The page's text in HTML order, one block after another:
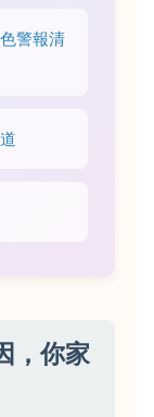
警報清
，你家